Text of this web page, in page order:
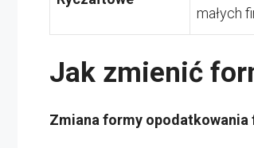
małych
Jak zmienić
Zmiana formy opodatkowania